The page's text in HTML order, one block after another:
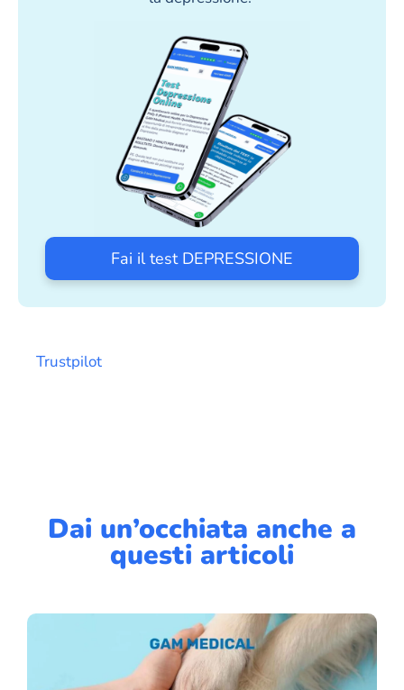
Fai il test DEPRESSIONE
Trustpilot
Dai un’occhiata anche a
questi articoli